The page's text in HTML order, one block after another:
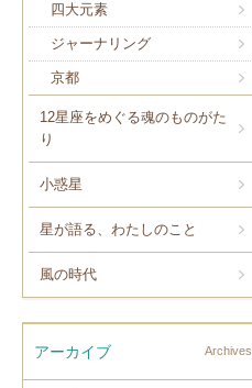
四大元素
ジャーナリング
京都
12星座をめぐる魂のものがた
り
小惑星
星が語る、わたしのこと
風の時代
アーカイブ Archives